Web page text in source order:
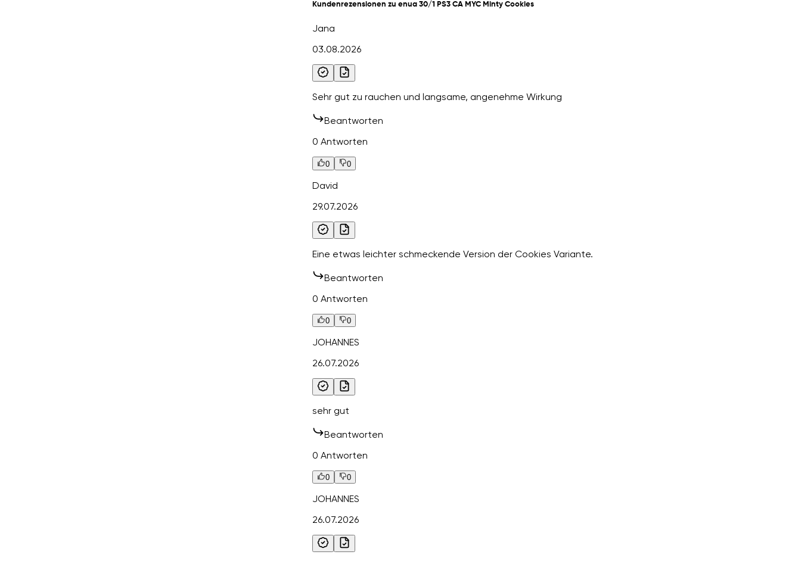
Kundenrezensionen zu enua 30/1 PS3 CA MYC Minty Cookies
Jana
03.08.2026
Sehr gut zu rauchen und langsame, angenehme Wirkung
Beantworten
0 Antworten
0 0
David
29.07.2026
Eine etwas leichter schmeckende Version der Cookies Variante.
Beantworten
0 Antworten
0 0
JOHANNES
26.07.2026
sehr gut
Beantworten
0 Antworten
0 0
JOHANNES
26.07.2026